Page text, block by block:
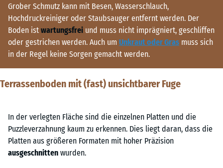
Grober Schmutz kann mit Besen, Wasserschlauch,
Hochdruckreiniger oder Staubsauger entfernt werden. Der
Boden ist wartungsfrei und muss nicht imprägniert, geschliffen
oder gestrichen werden. Auch um Unkraut oder Gras muss sich
in der Regel keine Sorgen gemacht werden.
Terrassenboden mit (fast) unsichtbarer Fuge
In der verlegten Fläche sind die einzelnen Platten und die
Puzzleverzahnung kaum zu erkennen. Dies liegt daran, dass die
Platten aus größeren Formaten mit hoher Präzision
ausgeschnitten wurden.